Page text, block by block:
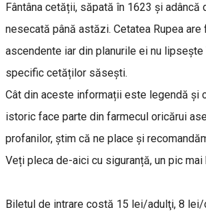
Fântâna cetății, săpată în 1623 și adâncă
nesecată până astăzi. Cetatea Rupea
ascendente iar din planurile ei nu lipsește
specific cetăților săsești.
Cât din aceste informații este legendă și
istoric face parte din farmecul oricărui
profanilor, știm că ne place și
Veți pleca de-aici cu siguranță, un pic
Biletul de intrare costă 15 lei/adulţi, 8 lei/